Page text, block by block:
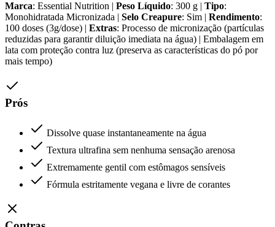
Marca: Essential Nutrition | Peso Líquido: 300 g | Tipo:
Monohidratada Micronizada | Selo Creapure: Sim | Rendimento:
100 doses (3g/dose) | Extras: Processo de micronização (partículas
reduzidas para garantir diluição imediata na água) | Embalagem em
lata com proteção contra luz (preserva as características do pó por
mais tempo)
Prós
Dissolve quase instantaneamente na água
Textura ultrafina sem nenhuma sensação arenosa
Extremamente gentil com estômagos sensíveis
Fórmula estritamente vegana e livre de corantes